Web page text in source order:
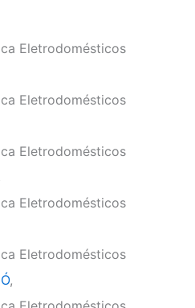
Eletrodomésticos
Eletrodomésticos
Eletrodomésticos
Eletrodomésticos
Eletrodomésticos
,